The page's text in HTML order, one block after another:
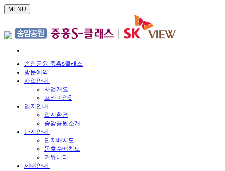
MENU
송암공원 중흥s클래스
방문예약
사업안내
사업개요
프리미엄6
입지안내
입지환경
송암공원소개
단지안내
단지배치도
동호수배치도
커뮤니티
세대안내